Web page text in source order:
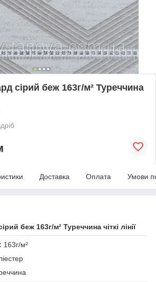
сірий беж 163г/м² Туреччина
Доставка Оплата Умови
беж 163г/м² Туреччина чіткі лінії
163г/м²